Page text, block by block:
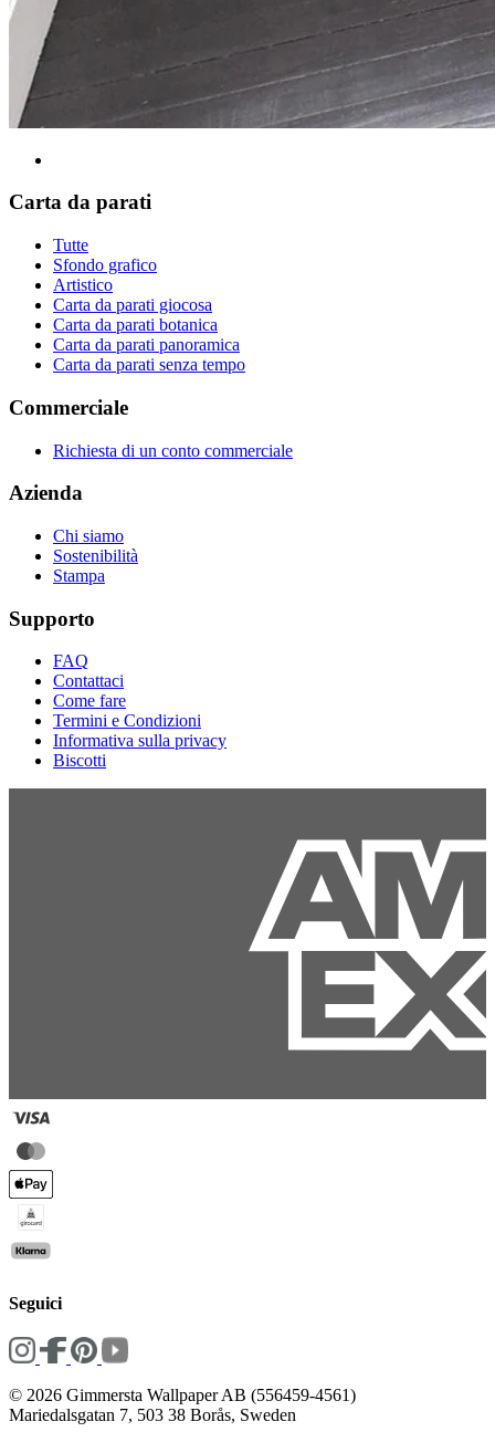
Carta da parati
Tutte
Sfondo grafico
Artistico
Carta da parati giocosa
Carta da parati botanica
Carta da parati panoramica
Carta da parati senza tempo
Commerciale
Richiesta di un conto commerciale
Azienda
Chi siamo
Sostenibilità
Stampa
Supporto
FAQ
Contattaci
Come fare
Termini e Condizioni
Informativa sulla privacy
Biscotti
Seguici
© 2026 Gimmersta Wallpaper AB (556459-4561)
Mariedalsgatan 7, 503 38 Borås, Sweden